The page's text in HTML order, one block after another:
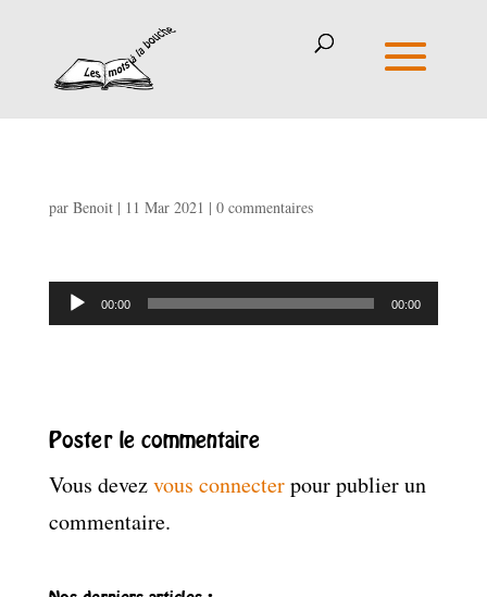
par Benoit| 11 Mar 2021 | 0 commentaires
Lecteur00:00 00:00
Poster le commentaire
Vous devezvous connecterpour publier un
commentaire.